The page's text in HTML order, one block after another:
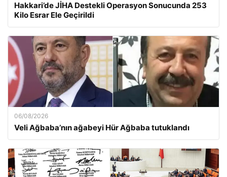
Hakkari’de JİHA Destekli Operasyon Sonucunda 253
Kilo Esrar Ele Geçirildi
06/08/2026
Veli Ağbaba’nın ağabeyi Hür Ağbaba tutuklandı